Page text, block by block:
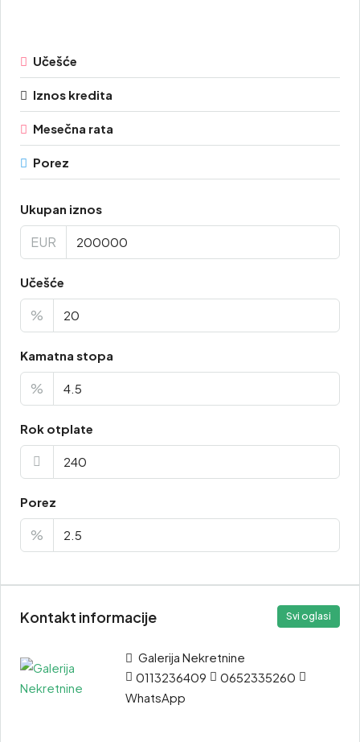
Učešće
Iznos kredita
Mesečna rata
Porez
Ukupan iznos
EUR
Učešće
%
Kamatna stopa
%
Rok otplate
Porez
%
Kontakt informacije Svi oglasi
Galerija Nekretnine
0113236409
0652335260
WhatsApp